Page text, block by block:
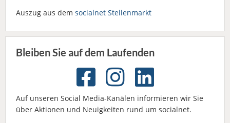
Auszug aus dem socialnet Stellenmarkt
Bleiben Sie auf dem Laufenden
Auf unseren Social Media-Kanälen informieren wir Sie
über Aktionen und Neuigkeiten rund um socialnet.